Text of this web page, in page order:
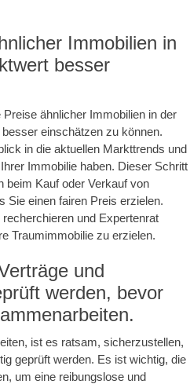
Immobilien in
besser
ähnlicher Immobilien in der
einschätzen zu können.
in die aktuellen Markttrends und
Immobilie haben. Dieser Schritt
beim Kauf oder Verkauf von
Sie einen fairen Preis erzielen.
und Expertenrat
Traumimmobilie zu erzielen.
und
werden, bevor
ist es ratsam, sicherzustellen,
geprüft werden. Es ist wichtig, die
um eine reibungslose und